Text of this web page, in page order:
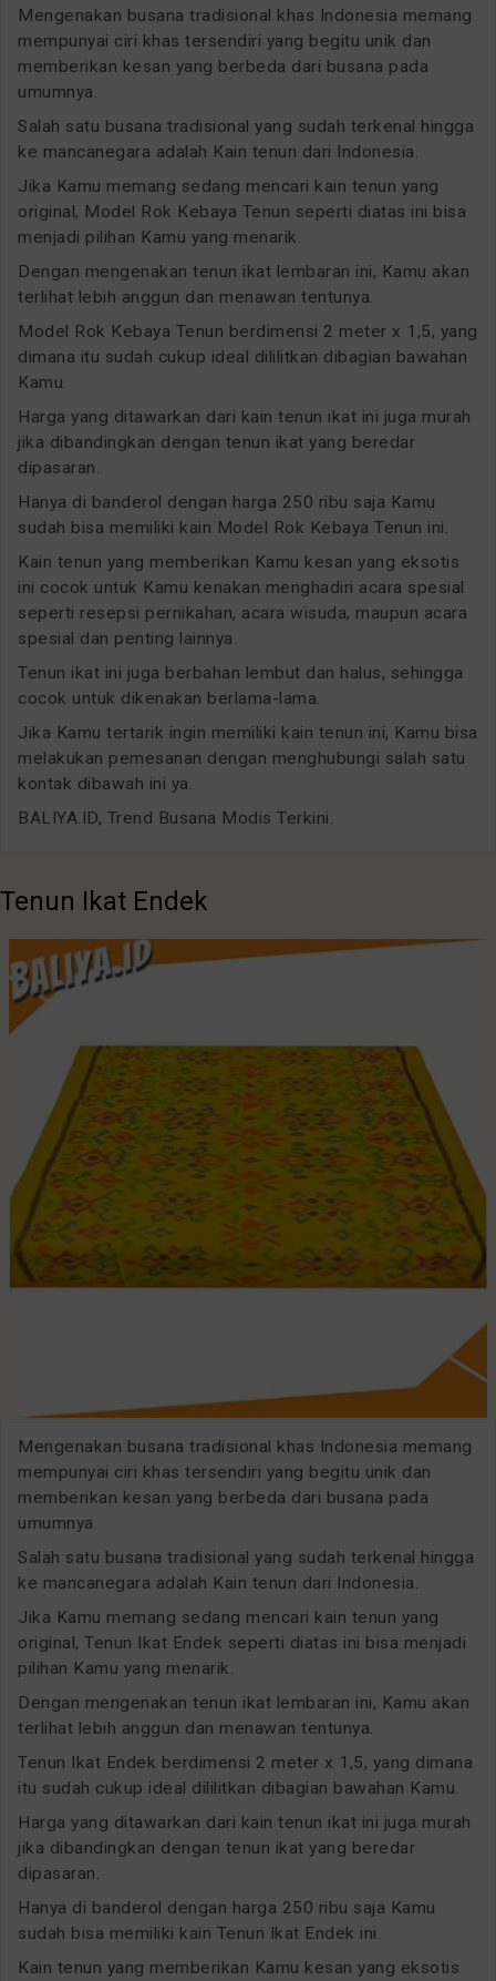
Mengenakan busana tradisional khas Indonesia memang
mempunyai ciri khas tersendiri yang begitu unik dan
memberikan kesan yang berbeda dari busana pada
umumnya.
Salah satu busana tradisional yang sudah terkenal hingga
ke mancanegara adalah Kain tenun dari Indonesia.
Jika Kamu memang sedang mencari kain tenun yang
original, Model Rok Kebaya Tenun seperti diatas ini bisa
menjadi pilihan Kamu yang menarik.
Dengan mengenakan tenun ikat lembaran ini, Kamu akan
terlihat lebih anggun dan menawan tentunya.
Model Rok Kebaya Tenun berdimensi 2 meter x 1,5, yang
dimana itu sudah cukup ideal dililitkan dibagian bawahan
Kamu.
Harga yang ditawarkan dari kain tenun ikat ini juga murah
jika dibandingkan dengan tenun ikat yang beredar
dipasaran.
Hanya di banderol dengan harga 250 ribu saja Kamu
sudah bisa memiliki kain Model Rok Kebaya Tenun ini.
Kain tenun yang memberikan Kamu kesan yang eksotis
ini cocok untuk Kamu kenakan menghadiri acara spesial
seperti resepsi pernikahan, acara wisuda, maupun acara
spesial dan penting lainnya.
Tenun ikat ini juga berbahan lembut dan halus, sehingga
cocok untuk dikenakan berlama-lama.
Jika Kamu tertarik ingin memiliki kain tenun ini, Kamu bisa
melakukan pemesanan dengan menghubungi salah satu
kontak dibawah ini ya.
BALIYA.ID, Trend Busana Modis Terkini.
Tenun Ikat Endek
Mengenakan busana tradisional khas Indonesia memang
mempunyai ciri khas tersendiri yang begitu unik dan
memberikan kesan yang berbeda dari busana pada
umumnya.
Salah satu busana tradisional yang sudah terkenal hingga
ke mancanegara adalah Kain tenun dari Indonesia.
Jika Kamu memang sedang mencari kain tenun yang
original, Tenun Ikat Endek seperti diatas ini bisa menjadi
pilihan Kamu yang menarik.
Dengan mengenakan tenun ikat lembaran ini, Kamu akan
terlihat lebih anggun dan menawan tentunya.
Tenun Ikat Endek berdimensi 2 meter x 1,5, yang dimana
itu sudah cukup ideal dililitkan dibagian bawahan Kamu.
Harga yang ditawarkan dari kain tenun ikat ini juga murah
jika dibandingkan dengan tenun ikat yang beredar
dipasaran.
Hanya di banderol dengan harga 250 ribu saja Kamu
sudah bisa memiliki kain Tenun Ikat Endek ini.
Kain tenun yang memberikan Kamu kesan yang eksotis